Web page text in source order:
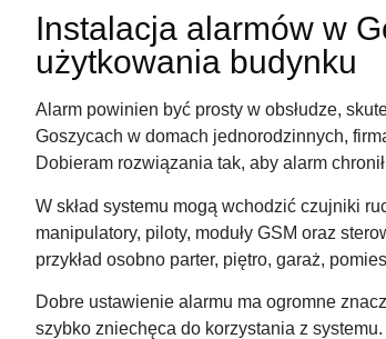
Instalacja alarmów w
użytkowania budynku
Alarm powinien być prosty w obsłudze,
Goszycach w domach jednorodzinnych,
Dobieram rozwiązania tak, aby alarm
W skład systemu mogą wchodzić czujniki
manipulatory, piloty, moduły GSM oraz
przykład osobno parter, piętro, garaż,
Dobre ustawienie alarmu ma ogromne
szybko zniechęca do korzystania z